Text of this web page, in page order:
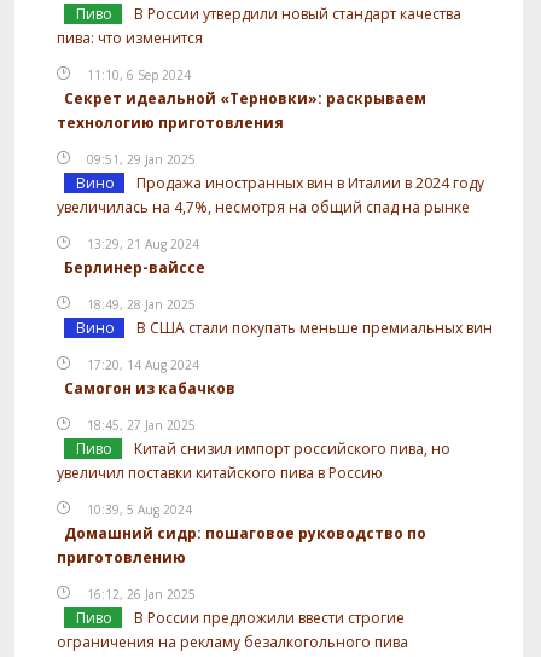
Пиво
В России утвердили новый стандарт качества
пива: что изменится
11:10, 6 Sep 2024
Секрет идеальной «Терновки»: раскрываем
технологию приготовления
09:51, 29 Jan 2025
Вино
Продажа иностранных вин в Италии в 2024 году
увеличилась на 4,7%, несмотря на общий спад на рынке
13:29, 21 Aug 2024
Берлинер-вайссе
18:49, 28 Jan 2025
Вино В США стали покупать меньше премиальных вин
17:20, 14 Aug 2024
Самогон из кабачков
18:45, 27 Jan 2025
Пиво
Китай снизил импорт российского пива, но
увеличил поставки китайского пива в Россию
10:39, 5 Aug 2024
Домашний сидр: пошаговое руководство по
приготовлению
16:12, 26 Jan 2025
Пиво
В России предложили ввести строгие
ограничения на рекламу безалкогольного пива